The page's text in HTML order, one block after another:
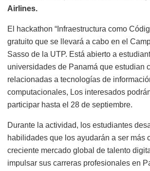
Airlines.
El hackathon “Infraestructura como
gratuito que se llevará a cabo en el
Sasso de la UTP. Está abierto a
universidades de Panamá que estudian
relacionadas a tecnologías de
computacionales, Los interesados
participar hasta el 28 de septiembre.
Durante la actividad, los estudiantes
habilidades que los ayudarán a ser más
creciente mercado global de talento
impulsar sus carreras profesionales en